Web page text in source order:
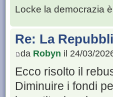
Locke la democrazia
Re: La
da Robyn il 24/03/
Ecco risolto il
Diminuire i fondi